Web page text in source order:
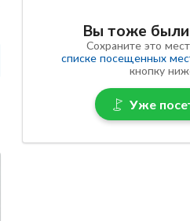
Вы тоже были
Сохраните это
списке посещенных
кнопку
Уже